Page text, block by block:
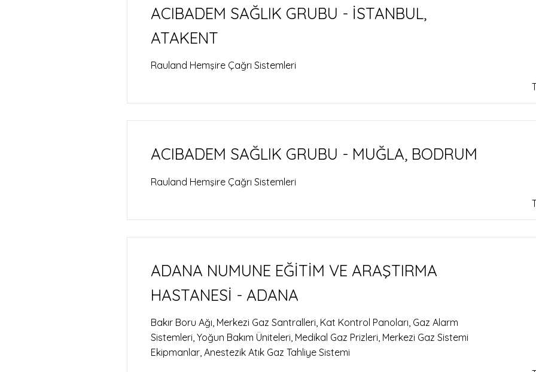
ACIBADEM SAĞLIK GRUBU - İSTANBUL,
ATAKENT
Rauland Hemşire Çağrı Sistemleri
ACIBADEM SAĞLIK GRUBU - MUĞLA, BODRUM
Rauland Hemşire Çağrı Sistemleri
ADANA NUMUNE EĞİTİM VE ARAŞTIRMA
HASTANESİ - ADANA
Bakır Boru Ağı, Merkezi Gaz Santralleri, Kat Kontrol Panoları, Gaz Alarm
Sistemleri, Yoğun Bakım Üniteleri, Medikal Gaz Prizleri, Merkezi Gaz Sistemi
Ekipmanlar, Anestezik Atık Gaz Tahliye Sistemi